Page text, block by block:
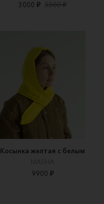
3000 ₽ 3300 ₽
Косынка желтая с белым
MASHA
9900 ₽